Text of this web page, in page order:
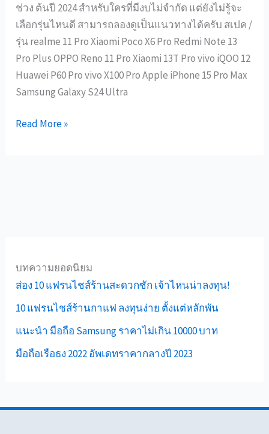
ช่วง ต้นปี 2024 สำหรับใครที่มีงบไม่จำกัด แต่ยังไม่รู้จะ
เลือกรุ่นไหนดี สามารถลองดูเป็นแนวทางได้ครับ สเปค /
รุ่น realme 11 Pro Xiaomi Poco X6 Pro Redmi Note 13
Pro Plus OPPO Reno 11 Pro Xiaomi 13T Pro vivo iQOO 12
Huawei P60 Pro vivo X100 Pro Apple iPhone 15 Pro Max
Samsung Galaxy S24 Ultra
Read More »
บทความยอดนิยม
ส่อง 10 แฟรนไชส์ร้านสะดวกซัก เจ้าไหนน่าลงทุน!
10 แฟรนไชส์ร้านกาแฟ ลงทุนง่าย ตั้งแต่หลักพัน
แนะนำ มือถือ Samsung ราคาไม่เกิน 10000 บาท
มือถือเรือธง 2022 อัพเดทราคากลางปี 2023